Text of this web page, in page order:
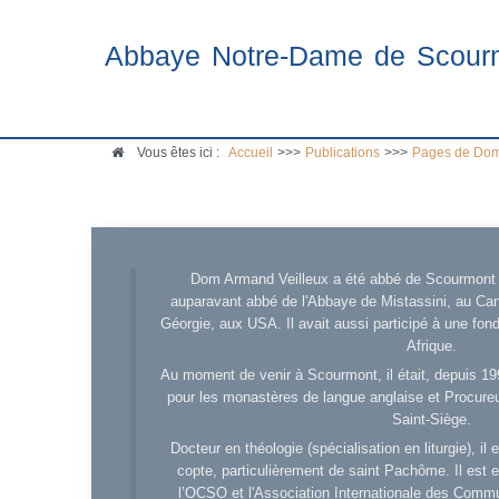
Abbaye Notre-Dame de
Vous êtes ici : Accueil >>> Publications >>> Pages de
Dom Armand Veilleux a été abbé de
auparavant abbé de l'Abbaye de Mistassini, au
Géorgie, aux USA. Il avait aussi participé à une
Afrique.
Au moment de venir à Scourmont, il était, depuis
pour les monastères de langue anglaise et
Saint-Siège.
Docteur en théologie (spécialisation en liturgie), il
copte, particulièrement de saint Pachôme. Il est
l’OCSO et l'Association Internationale des